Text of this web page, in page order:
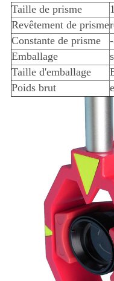
Taille de prisme
Revêtement de prisme
Constante de prisme
Emballage
Taille d'emballage
Poids brut